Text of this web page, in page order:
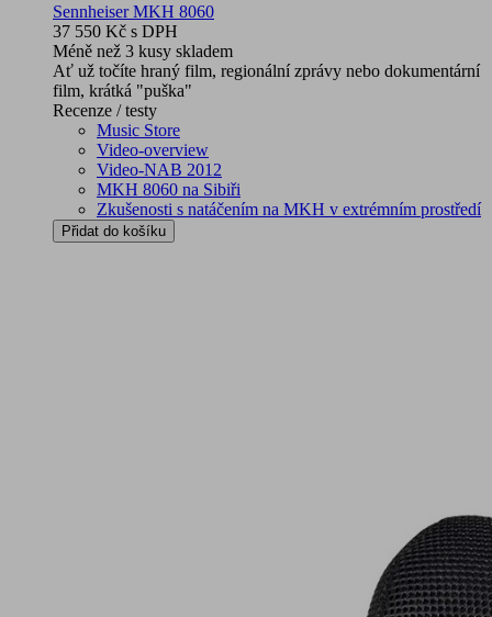
Sennheiser MKH 8060
37 550 Kč s DPH
Méně než 3 kusy skladem
Ať už točíte hraný film, regionální zprávy nebo dokumentární
film, krátká "puška"
Recenze / testy
Music Store
Video-overview
Video-NAB 2012
MKH 8060 na Sibiři
Zkušenosti s natáčením na MKH v extrémním prostředí
Přidat do košíku